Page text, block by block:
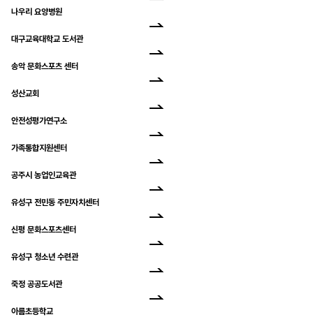
나우리 요양병원
대구교육대학교 도서관
송악 문화스포츠 센터
성산교회
안전성평가연구소
가족통합지원센터
공주시 농업인교육관
유성구 전민동 주민자치센터
신평 문화스포츠센터
유성구 청소년 수련관
죽정 공공도서관
아름초등학교